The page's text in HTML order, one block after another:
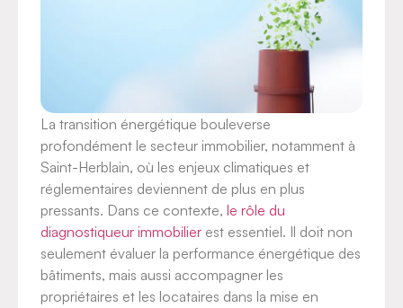
La transition énergétique bouleverse
profondément le secteur immobilier, notamment à
Saint-Herblain, où les enjeux climatiques et
réglementaires deviennent de plus en plus
pressants. Dans ce contexte, le rôle du
diagnostiqueur immobilier est essentiel. Il doit non
seulement évaluer la performance énergétique des
bâtiments, mais aussi accompagner les
propriétaires et les locataires dans la mise en